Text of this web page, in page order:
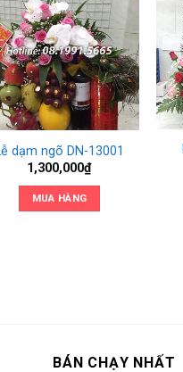
dạm ngõ DN-13001
1,300,000₫
MUA HÀNG
BÁN CHẠY NHẤT